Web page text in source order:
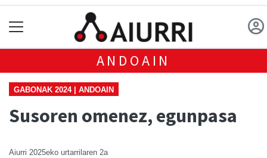
ANDOAIN
GABONAK 2024 | ANDOAIN
Susoren omenez, egunpasa
Aiurri 2025eko urtarrilaren 2a